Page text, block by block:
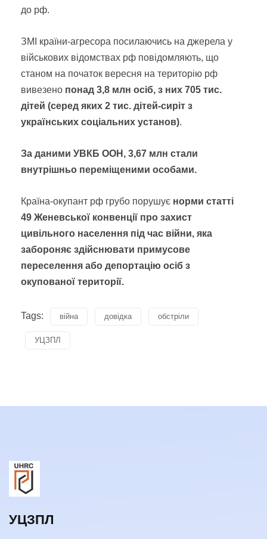
до рф.
ЗМІ країни-агресора посилаючись на джерела у
військових відомствах рф повідомляють, що
станом на початок вересня на територію рф
вивезено понад 3,8 млн осіб, з них 705 тис.
дітей (серед яких 2 тис. дітей-сиріт з
українських соціальних установ).
За даними УВКБ ООН, 3,67 млн стали
внутрішньо переміщеними особами.
Країна-окупант рф грубо порушує норми статті
49 Женевської конвенції про захист
цивільного населення під час війни, яка
забороняє здійснювати примусове
переселення або депортацію осіб з
окупованої території.
Tags: війна довідка обстріли
УЦЗПЛ
УЦЗПЛ